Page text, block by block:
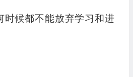
时候都不能放弃学习和进